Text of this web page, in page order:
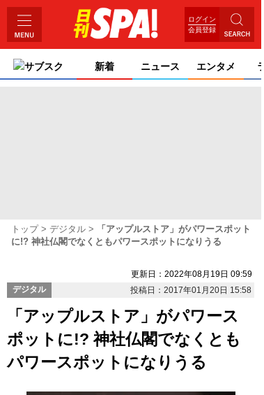
ログイン
会員登録
サブスク 新着 ニュース エンタメ
トップ デジタル
「アップルストア」がパワースポット
に!? 神社仏閣でなくともパワースポットになりうる
更新日：2022年08月19日 09:59
デジタル
投稿日：2017年01月20日 15:58
「アップルストア」がパワース
ポットに!? 神社仏閣でなくとも
パワースポットになりうる